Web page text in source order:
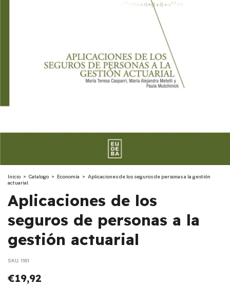
Inicio > Catalogo > Economía > Aplicaciones de los seguros de personas a la gestión
actuarial
Aplicaciones de los
seguros de personas a la
gestión actuarial
SKU: 1161
€19,92